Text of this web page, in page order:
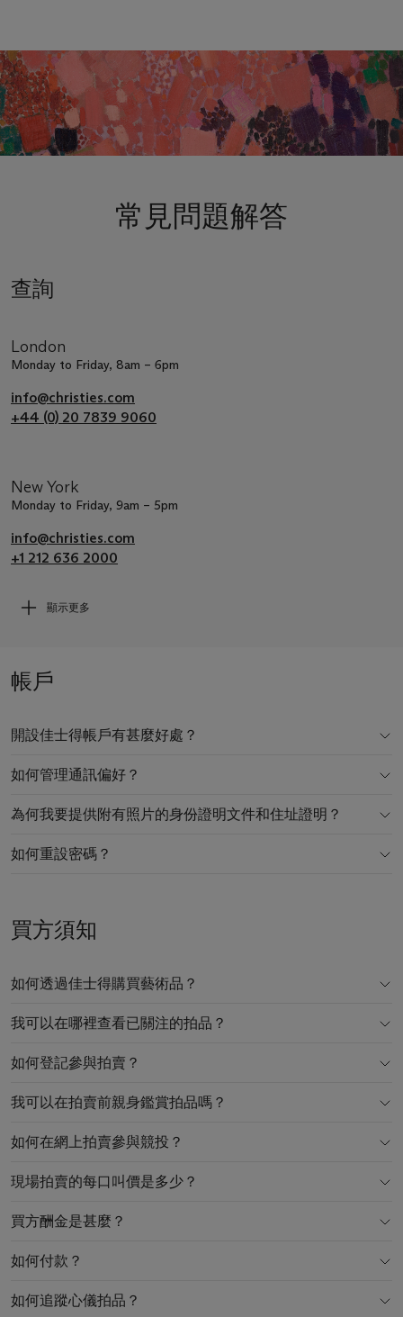
常見問題解答
查詢
London
Monday to Friday, 8am – 6pm
info@christies.com
+44 (0) 20 7839 9060
New York
Monday to Friday, 9am – 5pm
info@christies.com
+1 212 636 2000
顯示更多
帳戶
開設佳士得帳戶有甚麼好處？
如何管理通訊偏好？
為何我要提供附有照片的身份證明文件和住址證明？
如何重設密碼？
買方須知
如何透過佳士得購買藝術品？
我可以在哪裡查看已關注的拍品？
如何登記參與拍賣？
我可以在拍賣前親身鑑賞拍品嗎？
如何在網上拍賣參與競投？
現場拍賣的每口叫價是多少？
買方酬金是甚麼？
如何付款？
如何追蹤心儀拍品？